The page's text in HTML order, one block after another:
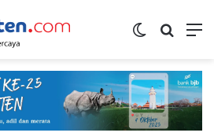
Switch skin